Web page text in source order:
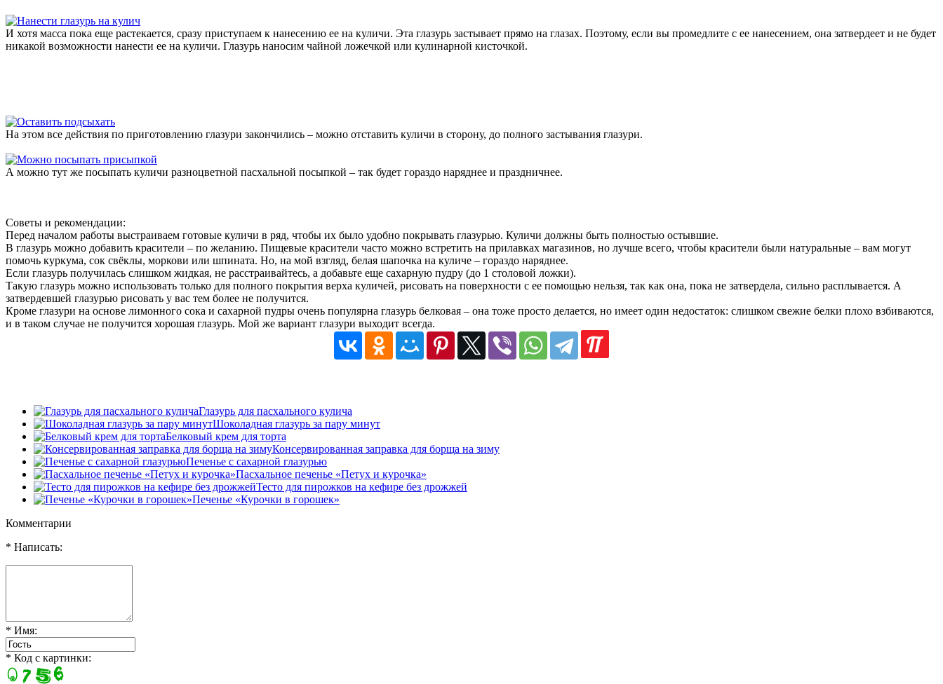
И хотя масса пока еще растекается, сразу приступаем к нанесению ее на куличи. Эта глазурь застывает прямо на глазах. Поэтому, если вы промедлите с ее нанесением, она затвердеет и не будет
никакой возможности нанести ее на куличи. Глазурь наносим чайной ложечкой или кулинарной кисточкой.
На этом все действия по приготовлению глазури закончились – можно отставить куличи в сторону, до полного застывания глазури.
А можно тут же посыпать куличи разноцветной пасхальной посыпкой – так будет гораздо наряднее и праздничнее.
Советы и рекомендации:
Перед началом работы выстраиваем готовые куличи в ряд, чтобы их было удобно покрывать глазурью. Куличи должны быть полностью остывшие.
В глазурь можно добавить красители – по желанию. Пищевые красители часто можно встретить на прилавках магазинов, но лучше всего, чтобы красители были натуральные – вам могут
помочь куркума, сок свёклы, моркови или шпината. Но, на мой взгляд, белая шапочка на куличе – гораздо наряднее.
Если глазурь получилась слишком жидкая, не расстраивайтесь, а добавьте еще сахарную пудру (до 1 столовой ложки).
Такую глазурь можно использовать только для полного покрытия верха куличей, рисовать на поверхности с ее помощью нельзя, так как она, пока не затвердела, сильно расплывается. А
затвердевшей глазурью рисовать у вас тем более не получится.
Кроме глазури на основе лимонного сока и сахарной пудры очень популярна глазурь белковая – она тоже просто делается, но имеет один недостаток: слишком свежие белки плохо взбиваются,
и в таком случае не получится хорошая глазурь. Мой же вариант глазури выходит всегда.
Глазурь для пасхального кулича
Шоколадная глазурь за пару минут
Белковый крем для торта
Консервированная заправка для борща на зиму
Печенье с сахарной глазурью
Пасхальное печенье «Петух и курочка»
Тесто для пирожков на кефире без дрожжей
Печенье «Курочки в горошек»
Комментарии
* Написать:
* Имя:
* Код с картинки: